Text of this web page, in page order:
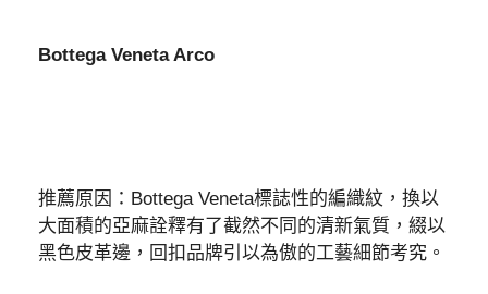
Bottega Veneta Arco
推薦原因：Bottega Veneta標誌性的編織紋，換以
大面積的亞麻詮釋有了截然不同的清新氣質，綴以
黑色皮革邊，回扣品牌引以為傲的工藝細節考究。